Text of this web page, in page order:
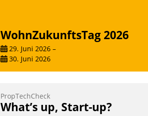
WohnZukunftsTag 2026
29. Juni 2026 –
30. Juni 2026
PropTechCheck
What’s up, Start-up?